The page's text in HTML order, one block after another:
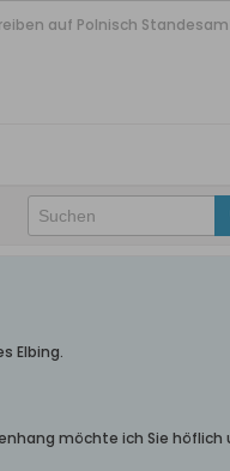
auf Polnisch
Elbing.
möchte ich Sie